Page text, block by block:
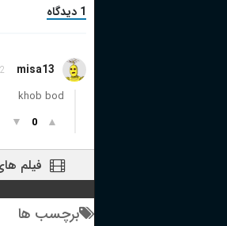
1 دیدگاه
misa13 2 سال قبل
khob bod
▲
0
▼
فیلم
برچسب ها